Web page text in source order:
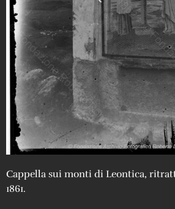
Cappella sui monti di Leontica,
1861.